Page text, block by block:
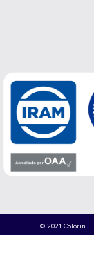
© 2021 Colorin